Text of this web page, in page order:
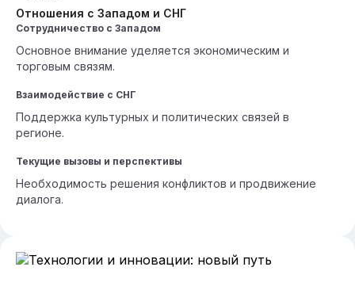
Отношения с Западом и СНГ
Сотрудничество с Западом
Основное внимание уделяется экономическим и
торговым связям.
Взаимодействие с СНГ
Поддержка культурных и политических связей в
регионе.
Текущие вызовы и перспективы
Необходимость решения конфликтов и продвижение
диалога.